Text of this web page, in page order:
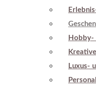
Hobby-
Luxus-